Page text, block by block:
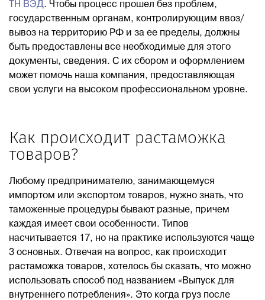
ТН ВЭД. Чтобы процесс прошел без проблем,
государственным органам, контролирующим ввоз/
вывоз на территорию РФ и за ее пределы, должны
быть предоставлены все необходимые для этого
документы, сведения. С их сбором и оформлением
может помочь наша компания, предоставляющая
свои услуги на высоком профессиональном уровне.
Как происходит растаможка
товаров?
Любому предпринимателю, занимающемуся
импортом или экспортом товаров, нужно знать, что
таможенные процедуры бывают разные, причем
каждая имеет свои особенности. Типов
насчитывается 17, но на практике используются чаще
3 основных. Отвечая на вопрос, как происходит
растаможка товаров, хотелось бы сказать, что можно
использовать способ под названием «Выпуск для
внутреннего потребления». Это когда груз после